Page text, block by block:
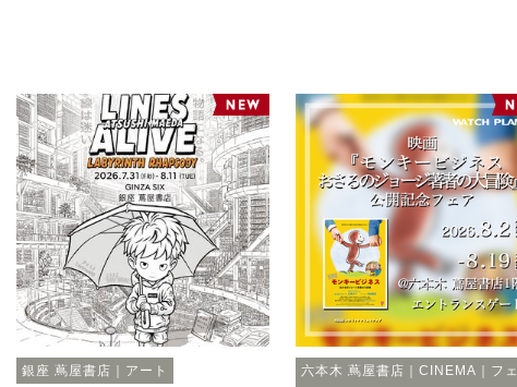
銀座 蔦屋書店｜アート
六本木 蔦屋書店｜CINEMA｜フェ